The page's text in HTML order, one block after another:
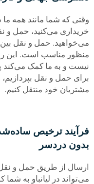
وقتی که شما مانند همه ما
خریداری می‌کنید، حمل و
منظور مناسب است. این
نیست و به ما کمک می‌کند
برای حمل و نقل
مشتریان خود منتقل کنیم.
فرآیند ترخیص
بدون دردسر
می‌تواند در لیانباو به